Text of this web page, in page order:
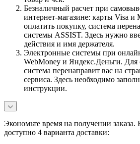
Безналичный расчет при
интернет-магазине: карты Visa и
оплатить покупку, система
системы ASSIST. Здесь нужно
действия и имя держателя.
Электронные системы при
WebMoney и Яндекс.Деньги.
система перенаправит вас на
сервиса. Здесь необходимо
инструкции.
Экономьте время на получении заказа.
доступно 4 варианта доставки: